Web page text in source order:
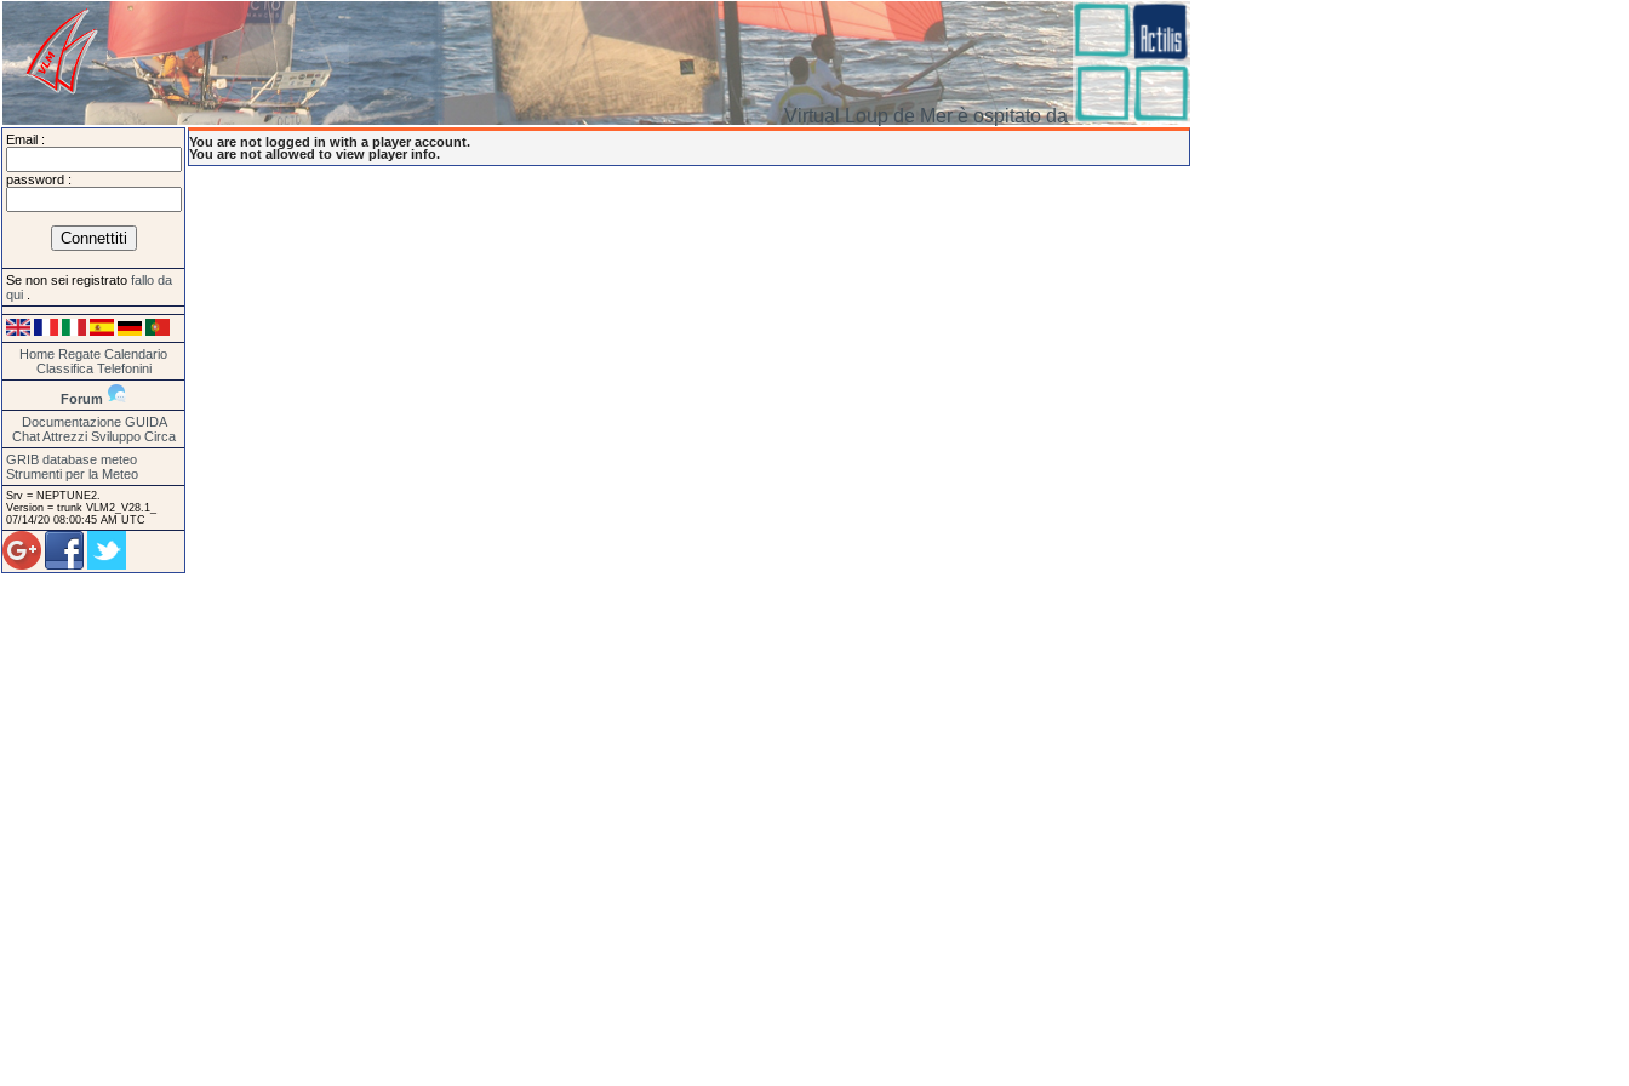
Virtual Loup de Mer è ospitato da
Email :
password :
Se non sei registrato fallo da
qui
Home Regate Calendario
Classifica Telefonini
Forum
Documentazione GUIDA
Chat Attrezzi Sviluppo Circa
GRIB database meteo
Strumenti per la Meteo
Srv = NEPTUNE2.
Version = trunk VLM2_V28.1_
07/14/20 08:00:45 AM UTC
You are not logged in with a player account.
You are not allowed to view player info.